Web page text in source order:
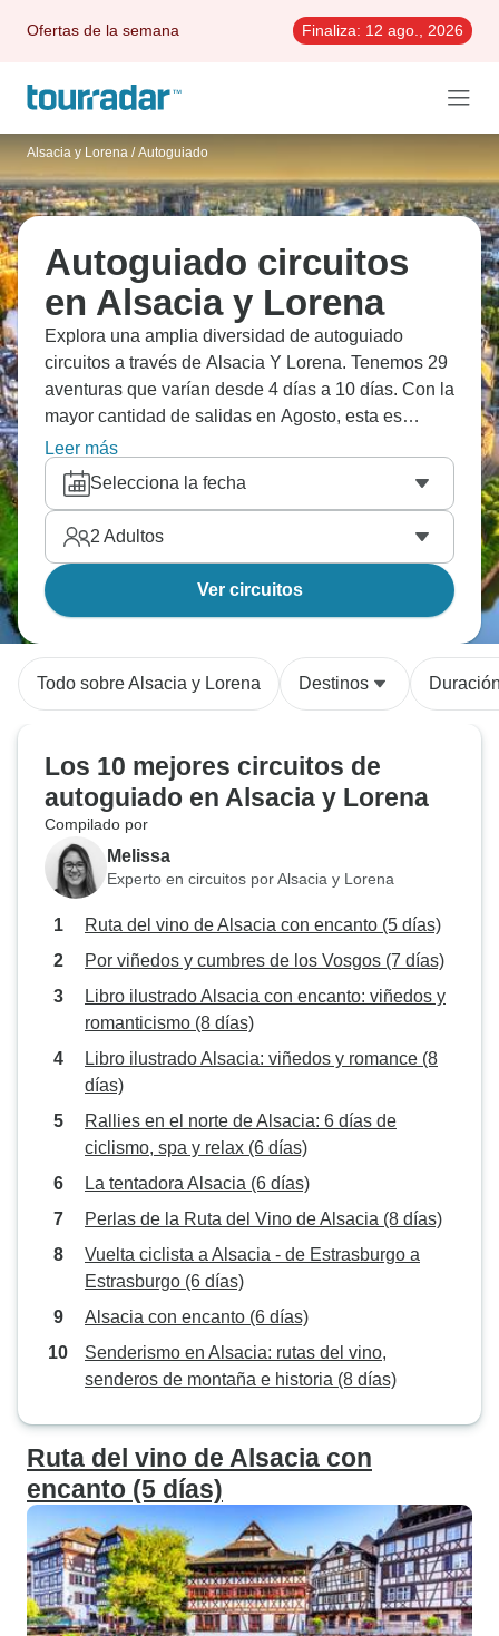
Ofertas de la semana Finaliza: 12 ago., 2026
Alsacia y Lorena / Autoguiado
Autoguiado circuitos
en Alsacia y Lorena
Explora una amplia diversidad de autoguiado
circuitos a través de Alsacia Y Lorena. Tenemos 29
aventuras que varían desde 4 días a 10 días. Con la
mayor cantidad de salidas en Agosto, esta es
también la época más popular del año.
Leer más
Selecciona la fecha
2 Adultos
Ver circuitos
Todo sobre Alsacia y Lorena Destinos
Los 10 mejores circuitos de
autoguiado en Alsacia y Lorena
Compilado por
Melissa
Experto en circuitos por Alsacia y Lorena
Ruta del vino de Alsacia con encanto (5 días)
Por viñedos y cumbres de los Vosgos (7 días)
Libro ilustrado Alsacia con encanto: viñedos y
romanticismo (8 días)
Libro ilustrado Alsacia: viñedos y romance (8
días)
Rallies en el norte de Alsacia: 6 días de
ciclismo, spa y relax (6 días)
La tentadora Alsacia (6 días)
Perlas de la Ruta del Vino de Alsacia (8 días)
Vuelta ciclista a Alsacia - de Estrasburgo a
Estrasburgo (6 días)
Alsacia con encanto (6 días)
Senderismo en Alsacia: rutas del vino,
senderos de montaña e historia (8 días)
Ruta del vino de Alsacia con
encanto (5 días)